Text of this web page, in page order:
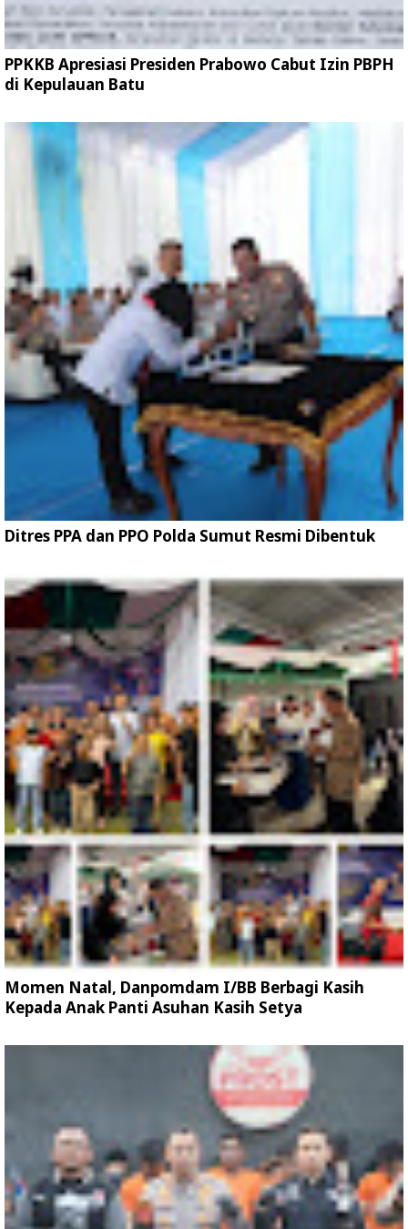
PPKKB Apresiasi Presiden Prabowo Cabut Izin PBPH
di Kepulauan Batu
Ditres PPA dan PPO Polda Sumut Resmi Dibentuk
Momen Natal, Danpomdam I/BB Berbagi Kasih
Kepada Anak Panti Asuhan Kasih Setya